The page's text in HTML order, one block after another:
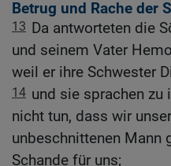
Betrug und Rache der
13 Da antworteten die
und seinem Vater
weil er ihre Schwester
14 und sie sprachen zu
nicht tun, dass wir
unbeschnittenen Mann
Schande für uns;